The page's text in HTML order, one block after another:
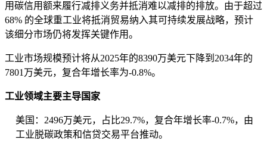
用碳信用额来履行减排义务并抵消难以减排的排放。由于超过
68% 的全球重工业将抵消贸易纳入其可持续发展战略，预计
该细分市场仍将发挥关键作用。
工业市场规模预计将从2025年的8390万美元下降到2034年的
7801万美元，复合年增长率为-0.8%。
工业领域主要主导国家
美国：2496万美元，占比29.7%，复合年增长率-0.7%，由
工业脱碳政策和信贷交易平台推动。